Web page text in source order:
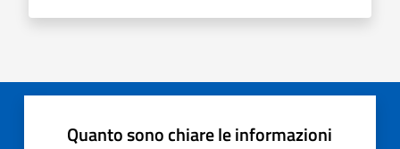
Quanto sono chiare le informazioni